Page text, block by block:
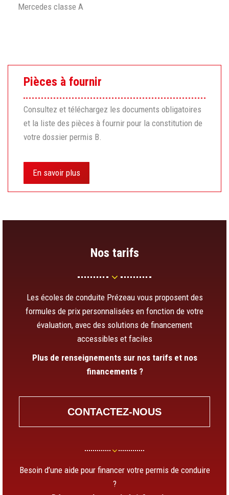
Mercedes classe A
Pièces à fournir
Consultez et téléchargez les documents obligatoires
et la liste des pièces à fournir pour la constitution de
votre dossier permis B.
En savoir plus
Nos tarifs
Les écoles de conduite Prézeau vous proposent des
formules de prix personnalisées en fonction de votre
évaluation, avec des solutions de financement
accessibles et faciles
Plus de renseignements sur nos tarifs et nos
financements ?
CONTACTEZ-NOUS
Besoin d’une aide pour financer votre permis de conduire
?